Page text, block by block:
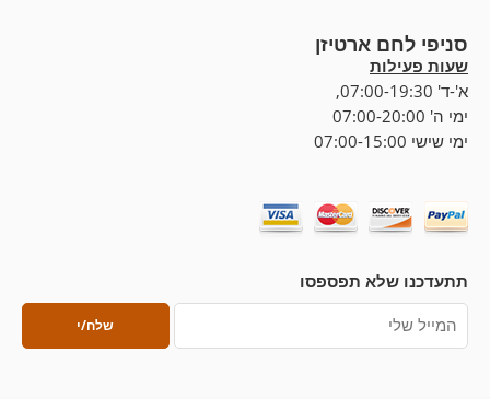
סניפי לחם ארטיזן
שעות פעילות
א'-ד' 07:00-19:30,
ימי ה' 07:00-20:00
ימי שישי 07:00-15:00
תתעדכנו שלא תפספסו